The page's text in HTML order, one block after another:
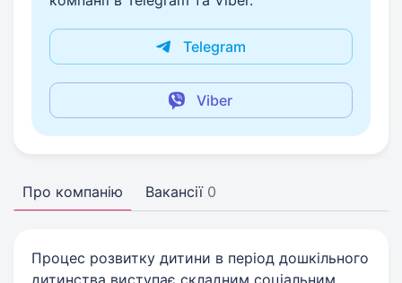
Telegram
Viber
Про компанію Вакансії 0
Процес розвитку дитини в період дошкільного
дитинства виступає складним соціальним